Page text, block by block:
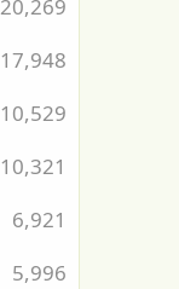
20,269
17,948
10,529
10,321
6,921
5,996